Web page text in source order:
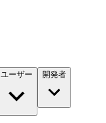
ユーザー 開発者​